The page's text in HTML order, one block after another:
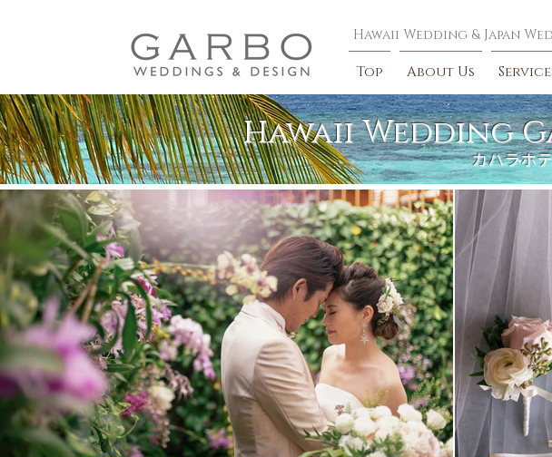
​Hawaii Wedding & Japan
Top About Us
GALLERY
カハラホ
Hawaii Wedding